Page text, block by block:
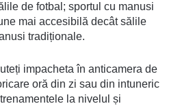
de fotbal; sportul cu manusi
mai accesibilă decât sălile
tradiționale.
impacheta în anticamera de
oră din zi sau din intuneric
la nivelul și